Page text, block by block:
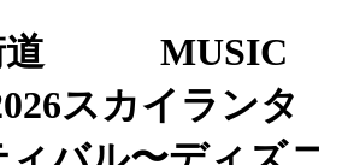
道 MUSIC
スカイランタ